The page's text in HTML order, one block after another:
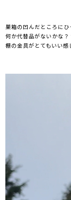
巣箱の凹んだところにひ
何か代替品がないかな？
棚の金具がとてもいい感